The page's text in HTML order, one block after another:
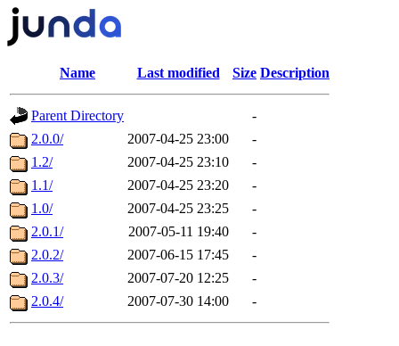
Name Last modified Size Description
Parent Directory
-
2.0.0/
2007-04-25 23:00
-
1.2/
2007-04-25 23:10
-
1.1/
2007-04-25 23:20
-
1.0/
2007-04-25 23:25
-
2.0.1/
2007-05-11 19:40
-
2.0.2/
2007-06-15 17:45
-
2.0.3/
2007-07-20 12:25
-
2.0.4/
2007-07-30 14:00 -